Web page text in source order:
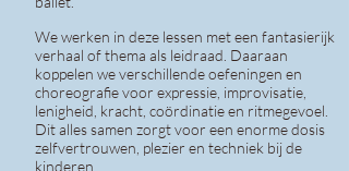
We werken in deze lessen met een fantasierijk
verhaal of thema als leidraad. Daaraan
koppelen we verschillende oefeningen en
choreografie voor expressie, improvisatie,
lenigheid, kracht, coördinatie en ritmegevoel.
Dit alles samen zorgt voor een enorme dosis
zelfvertrouwen, plezier en techniek bij de
kinderen.